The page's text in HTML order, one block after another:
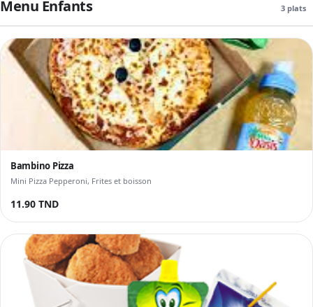
Menu Enfants 3 plats
Bambino Pizza
Mini Pizza Pepperoni, Frites et boisson
11.90 TND